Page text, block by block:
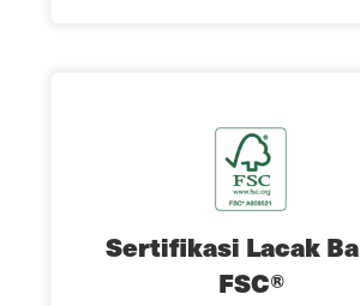
Sertifikasi Lacak
FSC®